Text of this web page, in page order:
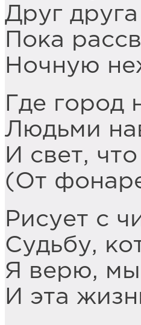
Друг
Пока
Ночную
Где город
Людьми
И свет,
(От
Рисует с
Судьбу,
Я верю, мы
И эта